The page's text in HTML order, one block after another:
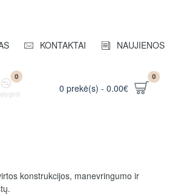
KONTAKTAI NAUJIENOS
0
0 prekė(s) - 0.00€
0
konstrukcijos, manevringumo ir